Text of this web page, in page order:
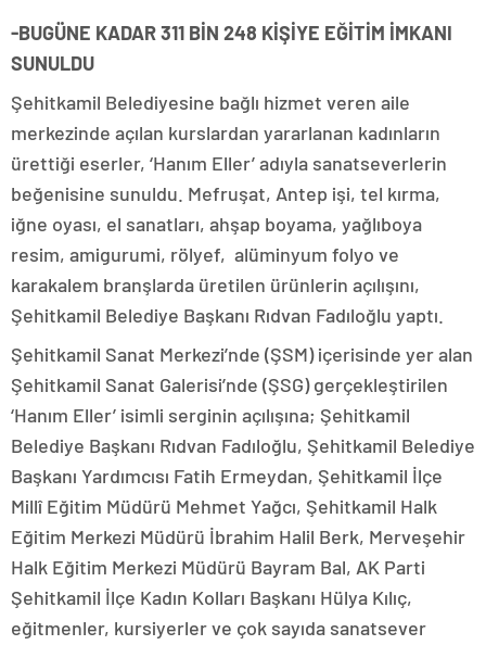
-BUGÜNE KADAR 311 BİN 248 KİŞİYE EĞİTİM İMKANI
SUNULDU
Şehitkamil Belediyesine bağlı hizmet veren aile
merkezinde açılan kurslardan yararlanan kadınların
ürettiği eserler, ‘Hanım Eller’ adıyla sanatseverlerin
beğenisine sunuldu. Mefruşat, Antep işi, tel kırma,
iğne oyası, el sanatları, ahşap boyama, yağlıboya
resim, amigurumi, rölyef, alüminyum folyo ve
karakalem branşlarda üretilen ürünlerin açılışını,
Şehitkamil Belediye Başkanı Rıdvan Fadıloğlu yaptı.
Şehitkamil Sanat Merkezi’nde (ŞSM) içerisinde yer alan
Şehitkamil Sanat Galerisi’nde (ŞSG) gerçekleştirilen
‘Hanım Eller’ isimli serginin açılışına; Şehitkamil
Belediye Başkanı Rıdvan Fadıloğlu, Şehitkamil Belediye
Başkanı Yardımcısı Fatih Ermeydan, Şehitkamil İlçe
Millî Eğitim Müdürü Mehmet Yağcı, Şehitkamil Halk
Eğitim Merkezi Müdürü İbrahim Halil Berk, Merveşehir
Halk Eğitim Merkezi Müdürü Bayram Bal, AK Parti
Şehitkamil İlçe Kadın Kolları Başkanı Hülya Kılıç,
eğitmenler, kursiyerler ve çok sayıda sanatsever